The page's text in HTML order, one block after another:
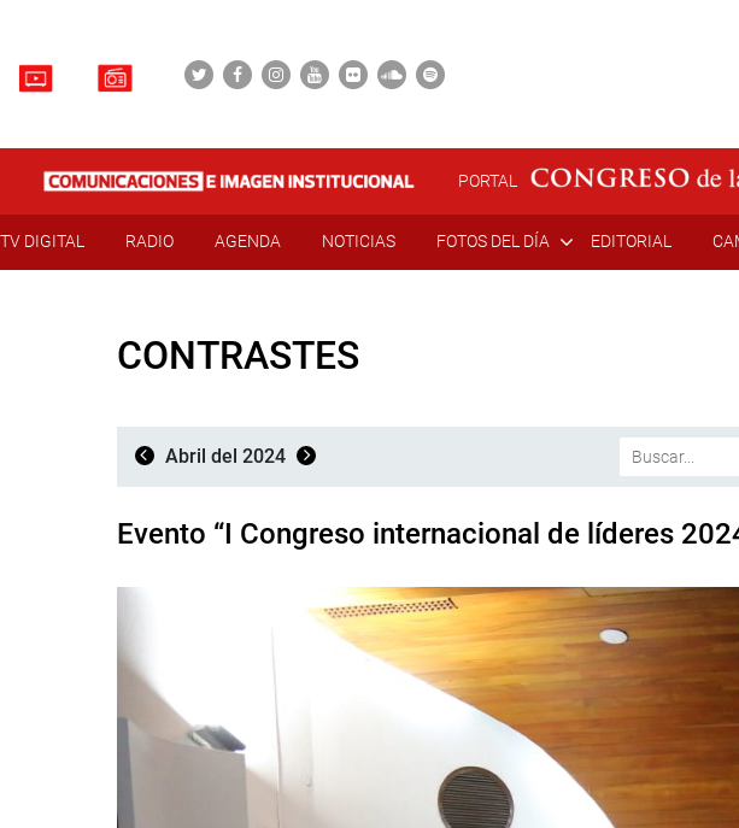
PORTAL
TV DIGITAL RADIO AGENDA NOTICIAS FOTOS DEL DÍA EDITORIAL
CONTRASTES
Abril del 2024
Evento “I Congreso internacional de líderes